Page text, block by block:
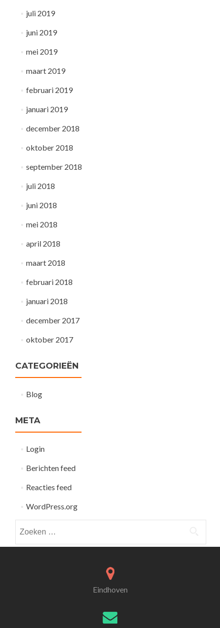
juli 2019
juni 2019
mei 2019
maart 2019
februari 2019
januari 2019
december 2018
oktober 2018
september 2018
juli 2018
juni 2018
mei 2018
april 2018
maart 2018
februari 2018
januari 2018
december 2017
oktober 2017
CATEGORIEËN
Blog
META
Login
Berichten feed
Reacties feed
WordPress.org
naar:
Eindhoven